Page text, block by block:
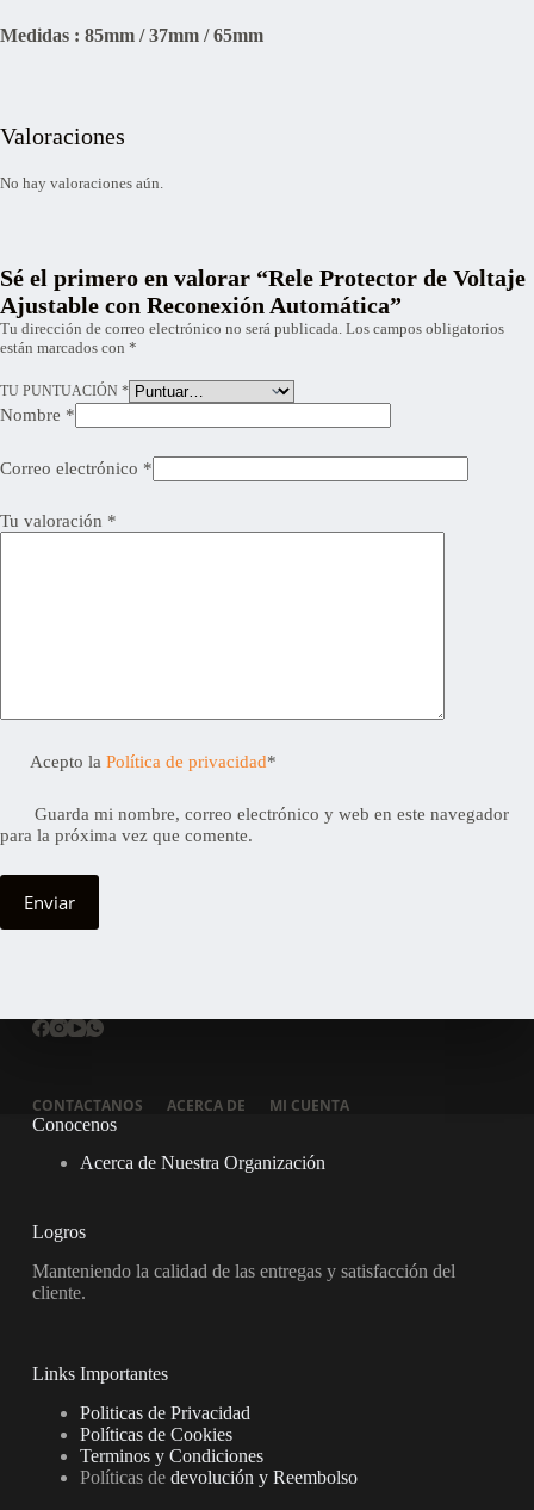
Medidas : 85mm / 37mm / 65mm
Valoraciones
No hay valoraciones aún.
Sé el primero en valorar “Rele Protector de Voltaje
Ajustable con Reconexión Automática”
Tu dirección de correo electrónico no será publicada. Los campos obligatorios
están marcados con *
TU PUNTUACIÓN *
Nombre *
Correo electrónico *
Tu valoración *
Acepto laPolítica de privacidad*
Guarda mi nombre, correo electrónico y web en este navegador
para la próxima vez que comente.
Enviar
CONTACTANOS ACERCA DE
MI CUENTA
Conocenos
Acerca de Nuestra Organización
Logros
Manteniendo la calidad de las entregas y satisfacción del
cliente.
Links Importantes
Politicas de Privacidad
Políticas de Cookies
Terminos y Condiciones
Políticas de devolución y Reembolso